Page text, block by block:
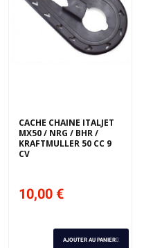
CACHE CHAINE ITALJET
MX50 / NRG / BHR /
KRAFTMULLER 50 CC 9
CV
10,00 €
AJOUTER AU PANIER